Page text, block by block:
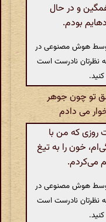
و در حال
بودم.
توسط هوش مصنوعی در
نظرتان نادرست است
تو چون جوهر
می دادم
که من با
خون را به تیغ
می‌کردم.
توسط هوش مصنوعی در
نظرتان نادرست است